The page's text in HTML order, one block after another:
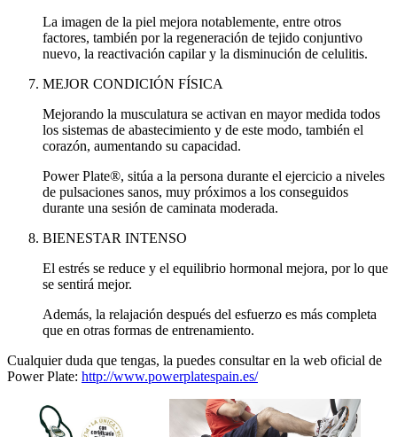
La imagen de la piel mejora notablemente, entre otros
factores, también por la regeneración de tejido conjuntivo
nuevo, la reactivación capilar y la disminución de celulitis.
MEJOR CONDICIÓN FÍSICA
Mejorando la musculatura se activan en mayor medida todos
los sistemas de abastecimiento y de este modo, también el
corazón, aumentando su capacidad.
Power Plate®, sitúa a la persona durante el ejercicio a niveles
de pulsaciones sanos, muy próximos a los conseguidos
durante una sesión de caminata moderada.
BIENESTAR INTENSO
El estrés se reduce y el equilibrio hormonal mejora, por lo que
se sentirá mejor.
Además, la relajación después del esfuerzo es más completa
que en otras formas de entrenamiento.
Cualquier duda que tengas, la puedes consultar en la web oficial de
Power Plate: http://www.powerplatespain.es/